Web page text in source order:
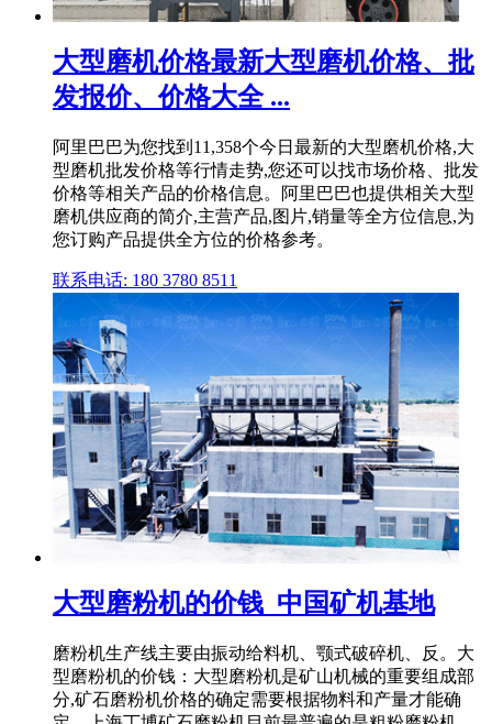
大型磨机价格最新大型磨机价格、批
发报价、价格大全 ...
阿里巴巴为您找到11,358个今日最新的大型磨机价格,大
型磨机批发价格等行情走势,您还可以找市场价格、批发
价格等相关产品的价格信息。阿里巴巴也提供相关大型
磨机供应商的简介,主营产品,图片,销量等全方位信息,为
您订购产品提供全方位的价格参考。
联系电话: 180 3780 8511
大型磨粉机的价钱_中国矿机基地
磨粉机生产线主要由振动给料机、颚式破碎机、反。大
型磨粉机的价钱：大型磨粉机是矿山机械的重要组成部
分,矿石磨粉机价格的确定需要根据物料和产量才能确